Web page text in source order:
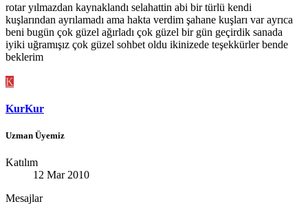
rotar yılmazdan kaynaklandı selahattin abi bir türlü kendi
kuşlarından ayrılamadı ama hakta verdim şahane kuşları var ayrıca
beni bugün çok güzel ağırladı çok güzel bir gün geçirdik sanada
iyiki uğramışız çok güzel sohbet oldu ikinizede teşekkürler bende
beklerim
K
KurKur
Uzman Üyemiz
Katılım
12 Mar 2010
Mesajlar